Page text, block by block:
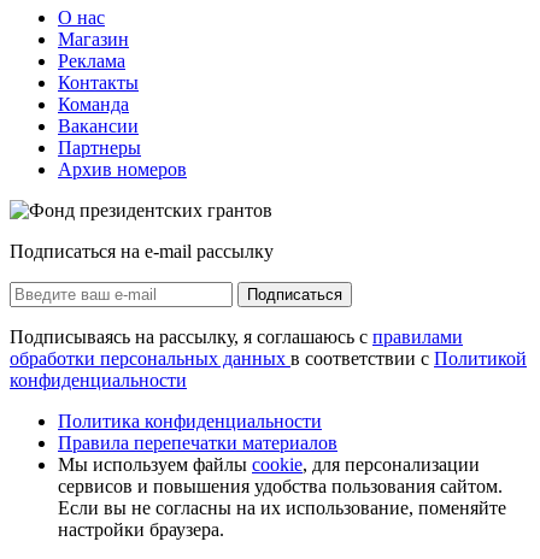
О нас
Магазин
Реклама
Контакты
Команда
Вакансии
Партнеры
Архив номеров
Подписаться на e-mail рассылку
Подписаться
Подписываясь на рассылку, я соглашаюсь с правилами
обработки персональных данных в соответствии с Политикой
конфиденциальности
Политика конфиденциальности
Правила перепечатки материалов
Мы используем файлы cookie, для персонализации
сервисов и повышения удобства пользования сайтом.
Если вы не согласны на их использование, поменяйте
настройки браузера.